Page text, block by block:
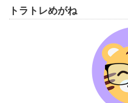
トラトレめがね